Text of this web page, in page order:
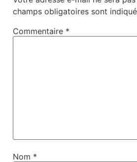
champs obligatoires sont
Commentaire *
Nom *